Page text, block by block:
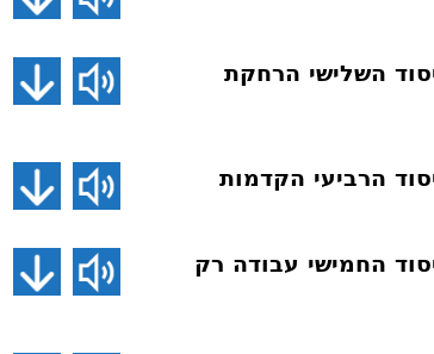
אמונתך 004 היסוד השלישי הרחקת
אמונתך 006 היסוד החמישי עבודה רק